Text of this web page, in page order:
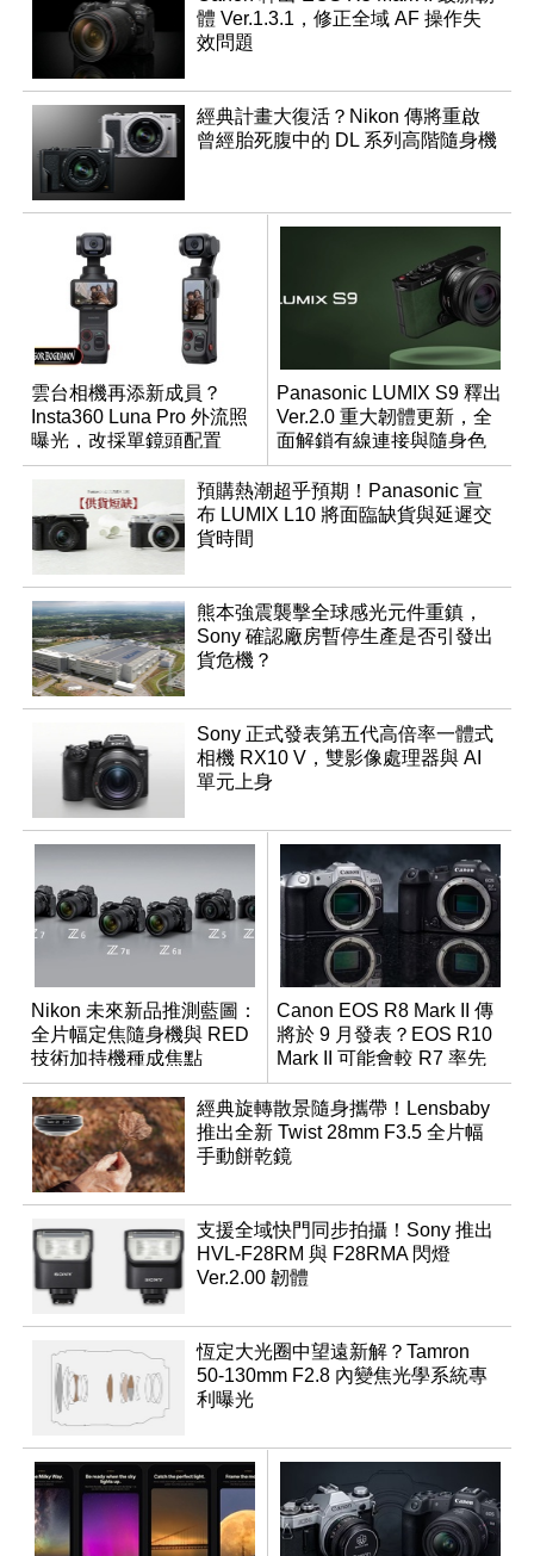
體 Ver.1.3.1，修正全域 AF 操作失
效問題
經典計畫大復活？Nikon 傳將重啟
曾經胎死腹中的 DL 系列高階隨身機
雲台相機再添新成員？
Insta360 Luna Pro 外流照
曝光，改採單鏡頭配置
Panasonic LUMIX S9 釋出
Ver.2.0 重大韌體更新，全
面解鎖有線連接與隨身色
調編輯
預購熱潮超乎預期！Panasonic 宣
布 LUMIX L10 將面臨缺貨與延遲交
貨時間
熊本強震襲擊全球感光元件重鎮，
Sony 確認廠房暫停生產是否引發出
貨危機？
Sony 正式發表第五代高倍率一體式
相機 RX10 V，雙影像處理器與 AI
單元上身
Nikon 未來新品推測藍圖：
全片幅定焦隨身機與 RED
技術加持機種成焦點
Canon EOS R8 Mark II 傳
將於 9 月發表？EOS R10
Mark II 可能會較 R7 率先
推出
經典旋轉散景隨身攜帶！Lensbaby
推出全新 Twist 28mm F3.5 全片幅
手動餅乾鏡
支援全域快門同步拍攝！Sony 推出
HVL-F28RM 與 F28RMA 閃燈
Ver.2.00 韌體
恆定大光圈中望遠新解？Tamron
50-130mm F2.8 內變焦光學系統專
利曝光